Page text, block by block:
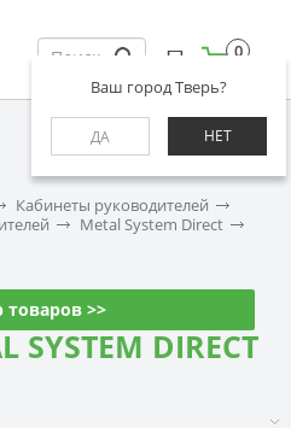
Ваш город Тверь?
ДА НЕТ
0
Кабинеты руководителей
Metal System Direct
>>
DIRECT